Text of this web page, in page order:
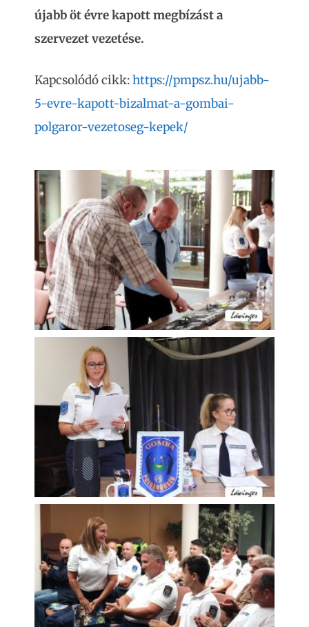
újabb öt évre kapott megbízást a
szervezet vezetése.
Kapcsolódó cikk:https://pmpsz.hu/ujabb-
5-evre-kapott-bizalmat-a-gombai-
polgaror-vezetoseg-kepek/